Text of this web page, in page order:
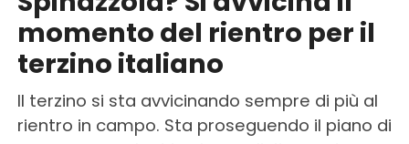
momento del rientro per il
terzino italiano
Il terzino si sta avvicinando sempre di più al
rientro in campo. Sta proseguendo il piano di